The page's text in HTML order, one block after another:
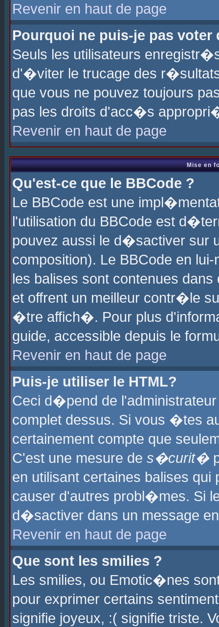
Revenir en haut de page
Pourquoi ne puis-je pas voter
Seuls les utilisateurs
d'�viter le trucage des
que vous ne pouvez toujours
pas les droits d'acc�s
Revenir en haut de page
Mise en
Qu'est-ce que le BBCode ?
Le BBCode est une
l'utilisation du BBCode est
pouvez aussi le d�sactiver sur
composition). Le BBCode en
les balises sont contenues
et offrent un meilleur contr�le
�tre affich�. Pour plus
guide, accessible depuis le
Revenir en haut de page
Puis-je utiliser le HTML?
Ceci d�pend de
complet dessus. Si vous �tes
certainement compte que
C'est une mesure de s�curit�
en utilisant certaines balises
causer d'autres probl�mes. Si
d�sactiver dans un message
Revenir en haut de page
Que sont les smilies ?
Les smilies, ou Emotic�nes
pour exprimer certains
signifie joyeux, :( signifie triste.